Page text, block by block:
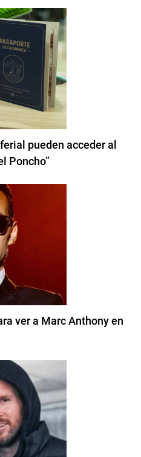
pueden acceder al
Poncho”
ver a Marc Anthony en